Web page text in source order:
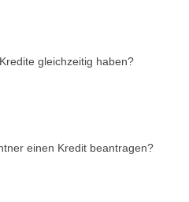
gleichzeitig haben?
einen Kredit beantragen?